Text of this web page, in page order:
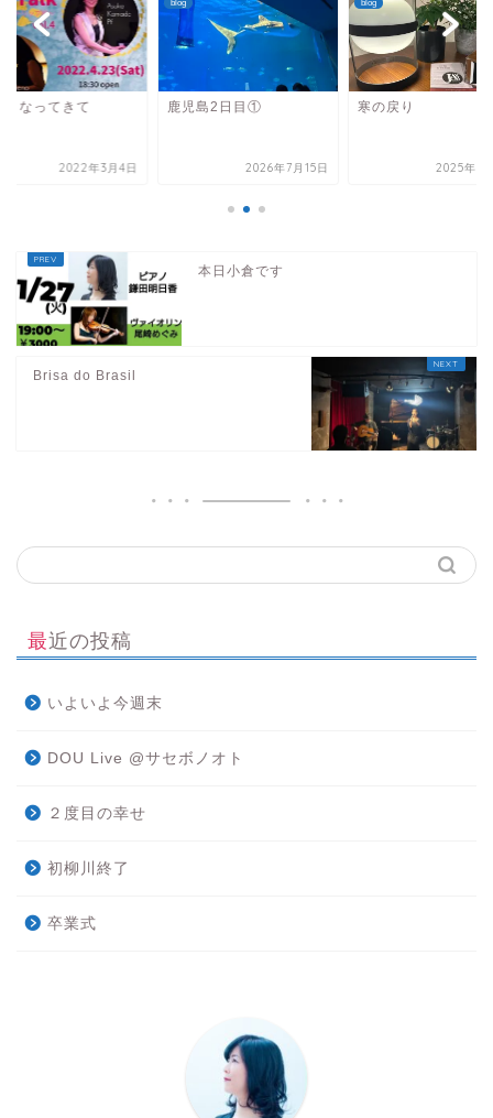
くなってきて
2022年3月4日
blog
鹿児島2日目①
2026年7月15日
blog
寒の戻り
2025年3
本日小倉です
Brisa do Brasil
最近の投稿
いよいよ今週末
DOU Live @サセボノオト
２度目の幸せ
初柳川終了
卒業式